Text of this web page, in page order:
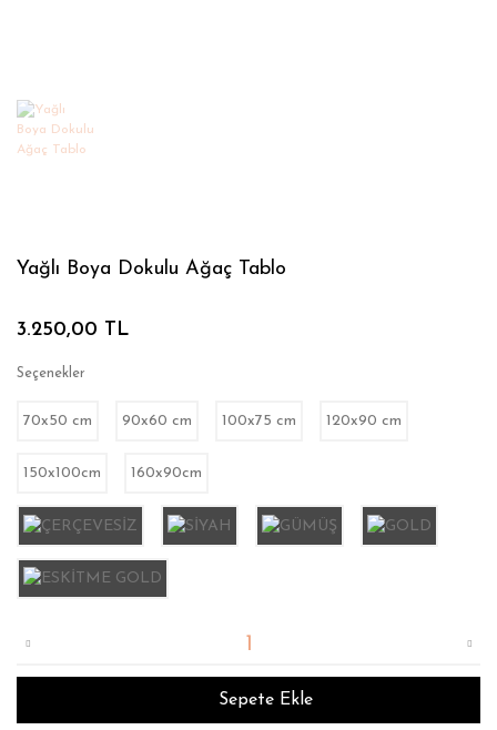
Yağlı Boya Dokulu Ağaç Tablo
3.250,00 TL
Seçenekler
70x50 cm 90x60 cm 100x75 cm 120x90 cm
150x100cm 160x90cm
Sepete Ekle
Tahmini Teslim Süresi : 12 İş Günü